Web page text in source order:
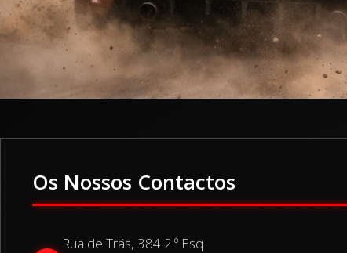
Os Nossos Contactos
Rua de Trás, 384 2.º Esq